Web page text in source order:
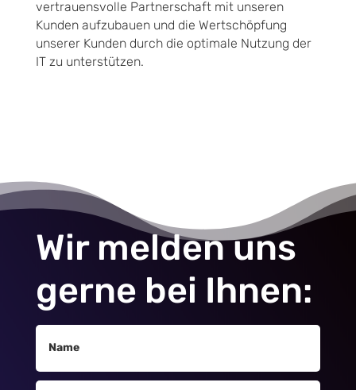
vertrauensvolle Partnerschaft mit unseren
Kunden aufzubauen und die Wertschöpfung
unserer Kunden durch die optimale Nutzung der
IT zu unterstützen.
Wir melden uns
gerne bei Ihnen: